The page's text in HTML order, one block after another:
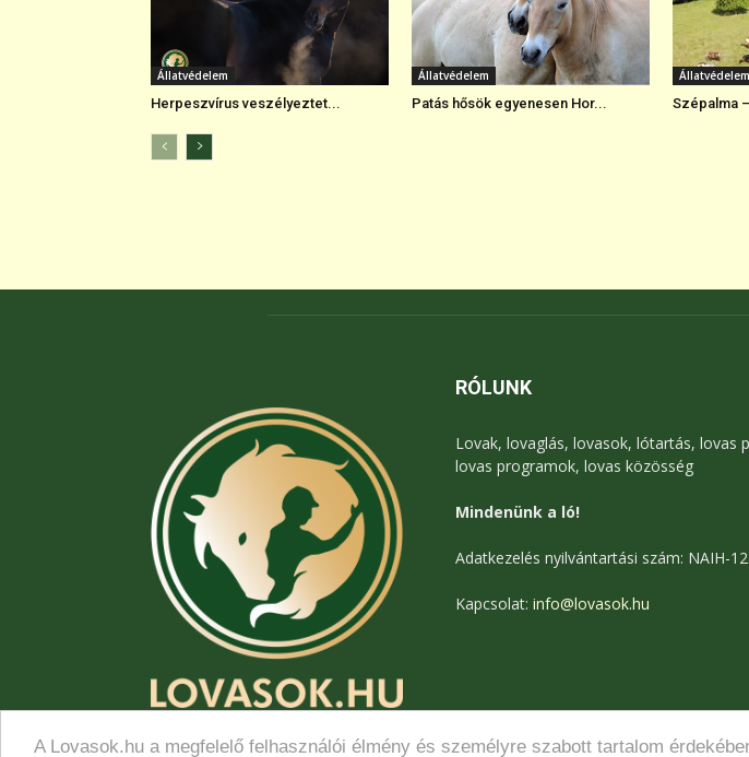
A Lovasok.hu a megfelelő felhasználói élmény és személyre szabott tartalom
Állatvédelem
Herpeszvírus veszélyeztet...
Állatvédelem
Patás hősök egyenesen Hor...
Állatvédelem
Szépalma
RÓLUNK
Lovak, lovaglás, lovasok, lótartás, lovas
lovas programok, lovas közösség
Mindenünk a ló!
Adatkezelés nyilvántartási szám: NAIH-
Kapcsolat: info@lovasok.hu